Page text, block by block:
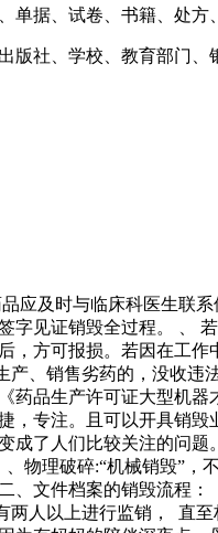
单据、试卷、书籍、处
版社、学校、教育部门、
应及时与临床科医生联
字见证销毁全过程。 、
，方可报损。若因在工
产、销售劣药的，没收
药品生产许可证大型机
，专注。且可以开具销
成了人们比较关注的问
物理破碎:“机械销毁”
、文件档案的销毁流程
人以上进行监销， 直